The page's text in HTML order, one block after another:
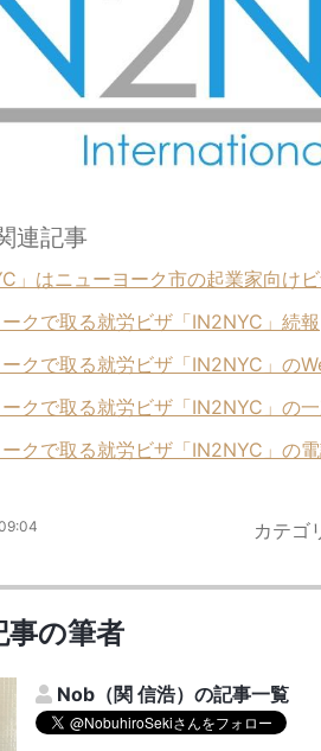
連記事
」はニューヨーク市の起業家向け
クで取る就労ビザ「IN2NYC」続報
クで取る就労ビザ「IN2NYC」の
クで取る就労ビザ「IN2NYC」の
クで取る就労ビザ「IN2NYC」の
カテゴ
事の筆者
Nob（関 信浩）の記事一覧